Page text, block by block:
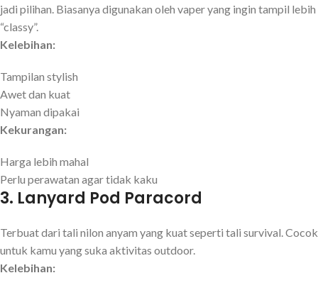
jadi pilihan. Biasanya digunakan oleh vaper yang ingin tampil lebih
“classy”.
Kelebihan:
Tampilan stylish
Awet dan kuat
Nyaman dipakai
Kekurangan:
Harga lebih mahal
Perlu perawatan agar tidak kaku
3. Lanyard Pod Paracord
Terbuat dari tali nilon anyam yang kuat seperti tali survival. Cocok
untuk kamu yang suka aktivitas outdoor.
Kelebihan: